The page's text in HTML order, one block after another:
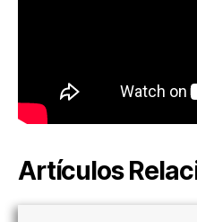
Artículos